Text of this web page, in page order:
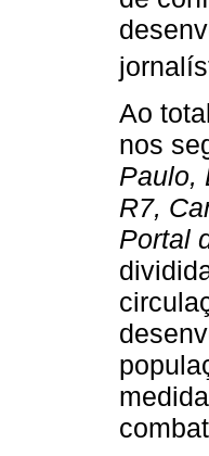
Ao
nos
Paulo,
R7,
Portal